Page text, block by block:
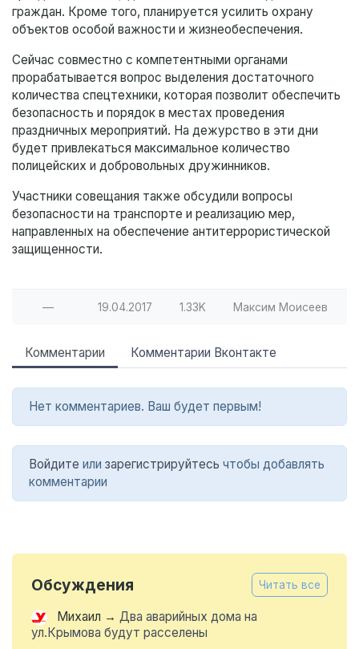
граждан. Кроме того, планируется усилить охрану
объектов особой важности и жизнеобеспечения.
Сейчас совместно с компетентными органами
прорабатывается вопрос выделения достаточного
количества спецтехники, которая позволит обеспечить
безопасность и порядок в местах проведения
праздничных мероприятий. На дежурство в эти дни
будет привлекаться максимальное количество
полицейских и добровольных дружинников.
Участники совещания также обсудили вопросы
безопасности на транспорте и реализацию мер,
направленных на обеспечение антитеррористической
защищенности.
— 19.04.2017 1.33K Максим Моисеев
Комментарии Комментарии Вконтакте
Нет комментариев. Ваш будет первым!
Войдите или зарегистрируйтесь чтобы добавлять
комментарии
Обсуждения Читать все
Михаил → Два аварийных дома на
ул.Крымова будут расселены